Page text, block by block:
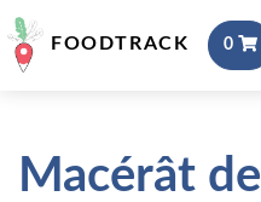
FOODTRACK 0
Macérât de